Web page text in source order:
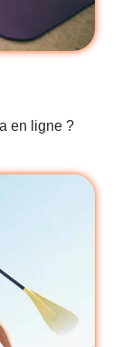
en ligne ?